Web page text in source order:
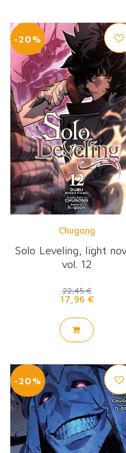
-20%
Chugong
Solo Leveling, light
vol. 12
22,45 €
17,96 €
-20%